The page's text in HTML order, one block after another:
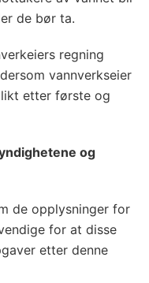
de bør ta.
regning
vannverkseier
etter første og
og
de opplysninger for
for at disse
etter denne